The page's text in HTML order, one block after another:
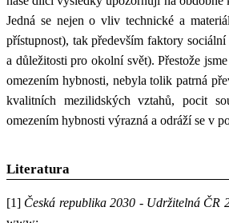
Jedná se nejen o vliv technické a
přístupnost), tak především faktory
a důležitosti pro okolní svět). Přestože
omezením hybnosti, nebyla tolik patrná
kvalitních mezilidských vztahů, pocit
omezením hybnosti výrazná a odráží se v
Literatura
[1] Česká republika 2030 - Udržitelná ČR